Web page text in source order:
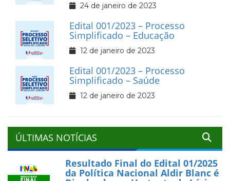
24 de janeiro de 2023
Edital 001/2023 – Processo
Simplificado – Educação
12 de janeiro de 2023
Edital 001/2023 – Processo
Simplificado – Saúde
12 de janeiro de 2023
ÚLTIMAS NOTÍCIAS
Resultado Final do Edital 01/2025
da Política Nacional Aldir Blanc é